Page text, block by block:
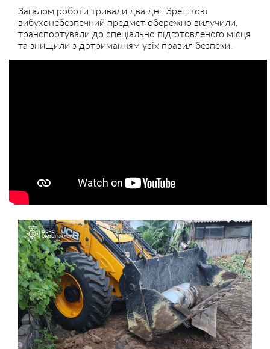
Загалом роботи тривали два дні. Зрештою
вибухонебезпечний предмет обережно вилучили,
транспортували до спеціально підготовленого місця
та знищили з дотриманням усіх правил безпеки.